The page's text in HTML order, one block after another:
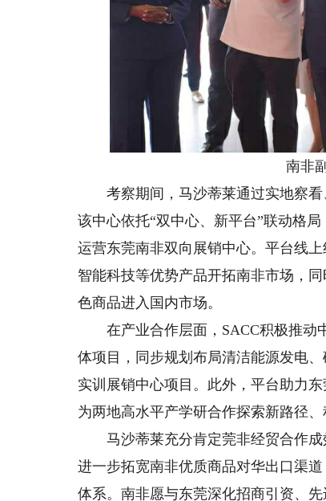
南非
考察期间，马沙蒂莱通过实地察看
该中心依托“双中心、新平台”联动格
运营东莞南非双向展销中心。平台线
智能科技等优势产品开拓南非市场，
色商品进入国内市场。
在产业合作层面，SACC积极推动
体项目，同步规划布局清洁能源发电
实训展销中心项目。此外，平台助力
为两地高水平产学研合作探索新路径、
马沙蒂莱充分肯定莞非经贸合作成
进一步拓宽南非优质商品对华出口渠
体系。南非愿与东莞深化招商引资、